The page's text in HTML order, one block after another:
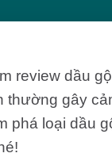
review dầu
thường gây
phá loại dầu